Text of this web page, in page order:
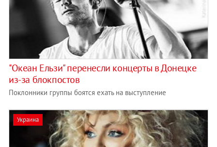
"Океан Ельзи" перенесли концерты в Донецке
из-за блокпостов
Поклонники группы боятся ехать на выступление
Украина